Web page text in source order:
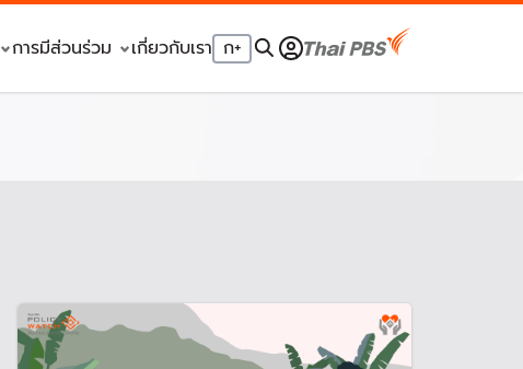
การมีส่วนร่วม เกี่ยวกับเรา ก+